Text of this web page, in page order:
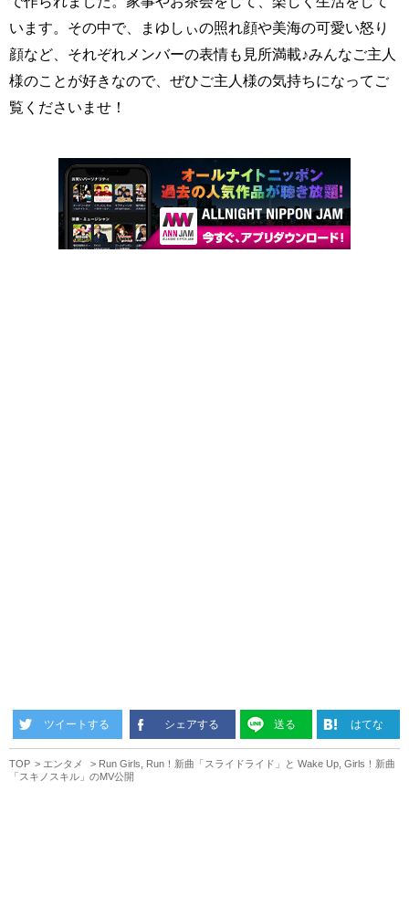
います。その中で、まゆしぃの照れ顔や美海の可愛い怒り
顔など、それぞれメンバーの表情も見所満載♪みんなご主人
様のことが好きなので、ぜひご主人様の気持ちになってご
覧くださいませ！
ツイートする シェアする 送る はてな
TOP エンタメ
Run Girls, Run！新曲「スライドライド」と Wake Up, Girls！新曲
「スキノスキル」のMV公開